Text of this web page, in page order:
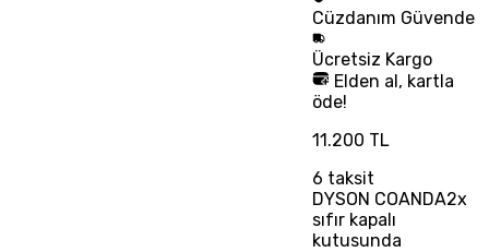
Cüzdanım Güvende
Ücretsiz Kargo
Elden al, kartla
öde!
11.200 TL
6 taksit
DYSON COANDA2x
sıfır kapalı
kutusunda